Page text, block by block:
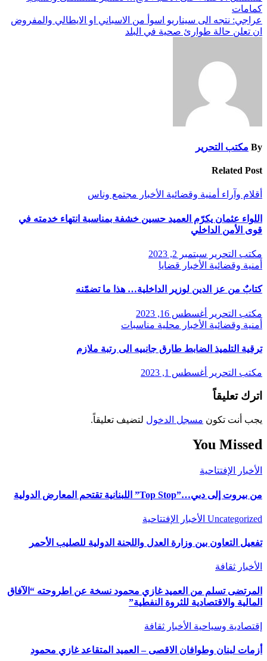
كمامات
عراجي: نتجه الى سيناريو اسوأ من الاسباني او الايطالي والمفروض
ان تعلن حالة طوارئ صحية في البلد
By مكتب التحرير
Related Post
أقلام وآراء أمنية وقضائية الأخبار مجتمع وناس
اللواء عثمان يكرّم العميد حسين خشفة بمناسبة انتهاء خدمته في
قوى الأمن الداخلي
مكتب التحرير سبتمبر 2, 2023
أمنية وقضائية الأخبار قضايا
كتابٌ من عز الدين لوزير الداخلية… هذا ما تضمّنه
مكتب التحرير
أغسطس 16, 2023
أمنية وقضائية الأخبار محلية مناسبات
ترقية التلميذ الضابط طارق جانبيه الى رتبة ملازم
مكتب التحرير أغسطس 1, 2023
اترك تعليقاً
يجب أنت تكون مسجل الدخول لتضيف تعليقاً.
You Missed
الأخبار الإفتتاحية
من بيروت إلى دبي…”Top Stop” اللبنانية تقتحم المعارض الدولية
Uncategorized الأخبار الإفتتاحية
تفعيل التعاون بين وزارة العدل واللجنة الدولية للصليب الأحمر
الأخبار ثقافة
المرتضى تسلم من العميد غازي محمود نسخة عن اطروحته “الآفاق
المالية والاقتصادية للثروة النفطية”
إقتصادية وسياحية الأخبار ثقافة
أزمات لبنان وطوافان الاقصى – العميد المتقاعد غازي محمود